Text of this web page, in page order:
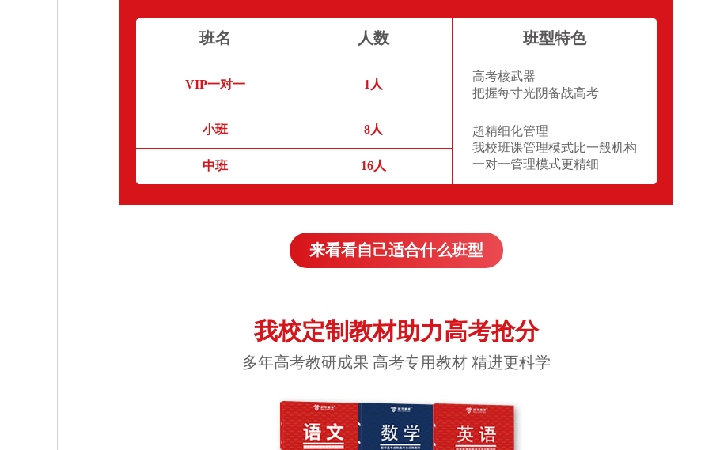
班名 人数 班型特色
VIP一对一 1人
高考核武器
把握每寸光阴备战高考
小班 8人
超精细化管理
我校班课管理模式比一般机构
一对一管理模式更精细
中班 16人
来看看自己适合什么班型
我校定制教材助力高考抢分
多年高考教研成果 高考专用教材 精进更科学